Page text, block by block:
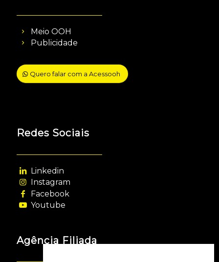
Meio OOH
Publicidade
Quero falar com a Acessooh
Redes Sociais
Linkedin
Instagram
Facebook
Youtube
Agência Filiada